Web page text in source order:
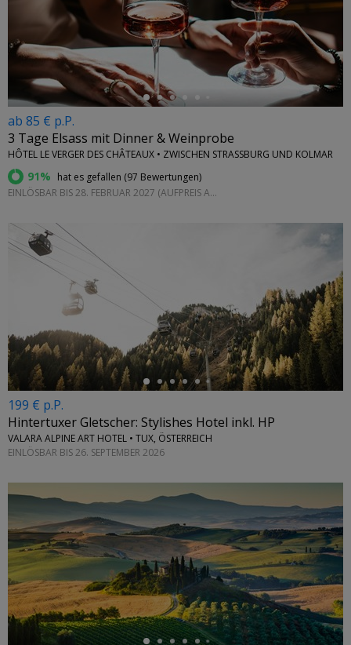
←
ab 85 € p.P.
3 Tage Elsass mit Dinner & Weinprobe
HÔTEL LE VERGER DES CHÂTEAUX • ZWISCHEN STRASSBURG UND KOLMAR
91% hat es gefallen (97 Bewertungen)
EINLÖSBAR BIS 28. FEBRUAR 2027 (AUFPREIS AM SAMSTAG)
199 € p.P.
Hintertuxer Gletscher: Stylishes Hotel inkl. HP
VALARA ALPINE ART HOTEL • TUX, ÖSTERREICH
EINLÖSBAR BIS 26. SEPTEMBER 2026